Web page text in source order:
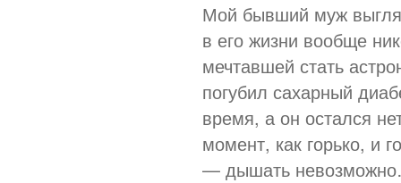
Мой бывший муж
в его жизни вообще
мечтавшей стать
погубил сахарный
время, а он остался
момент, как горько, и
— дышать